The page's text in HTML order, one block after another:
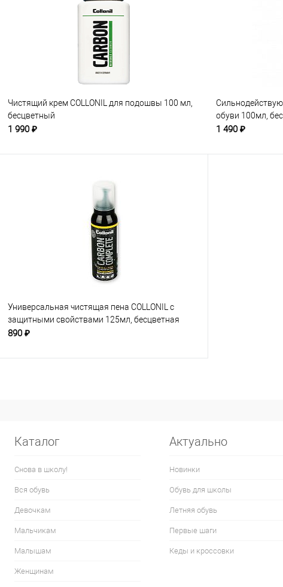
Чистящий крем COLLONIL для подошвы 100 мл,
бесцветный
1 990 ₽
обуви 100мл,
1 490 ₽
Универсальная чистящая пена COLLONIL с
защитными свойствами 125мл, бесцветная
890 ₽
Каталог
Снова в школу!
Вся обувь
Девочкам
Мальчикам
Малышам
Женщинам
Актуально
Новинки
Обувь для школы
Летняя обувь
Первые шаги
Кеды и кроссовки